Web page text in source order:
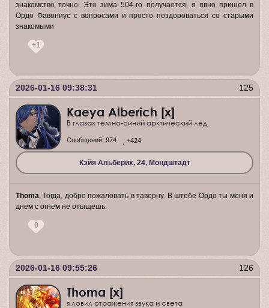
знакомство точно. Это зима 504-го получается, я явно пришел в
Ордо Фавониус с вопросами и просто поздороваться со старыми
знакомыми
+1
125
2026-01-16 09:38:31
Kaeya Alberich [x]
В глазах тёмно-синий арктический лёд.
Кэйя Альберих, 24, Мондштадт
Сообщений: 974 +424
Thoma, Тогда, добро пожаловать в таверну. В штебе Ордо ты меня и
днем с огнем не отыщешь.
0
126
2026-01-16 09:55:26
Thoma [x]
я ловил отражения звука и света